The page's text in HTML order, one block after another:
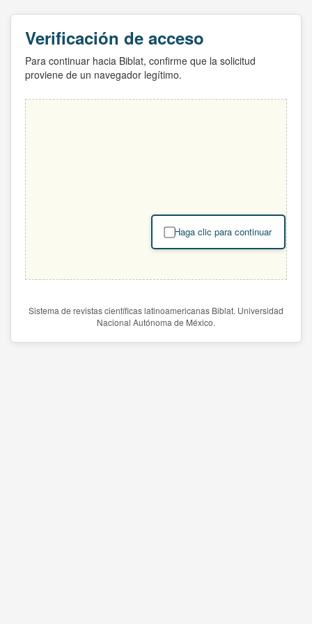
Verificación de acceso
Para continuar hacia Biblat, confirme que la solicitud
proviene de un navegador legítimo.
Haga clic para continuar
Sistema de revistas científicas latinoamericanas Biblat. Universidad
Nacional Autónoma de México.